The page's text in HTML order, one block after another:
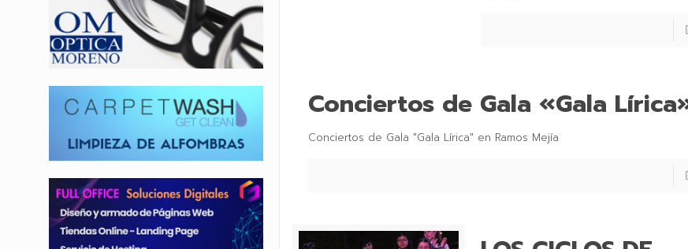
Conciertos de Gala «Gala
Conciertos de Gala "Gala Lírica" en Ramos Mejía